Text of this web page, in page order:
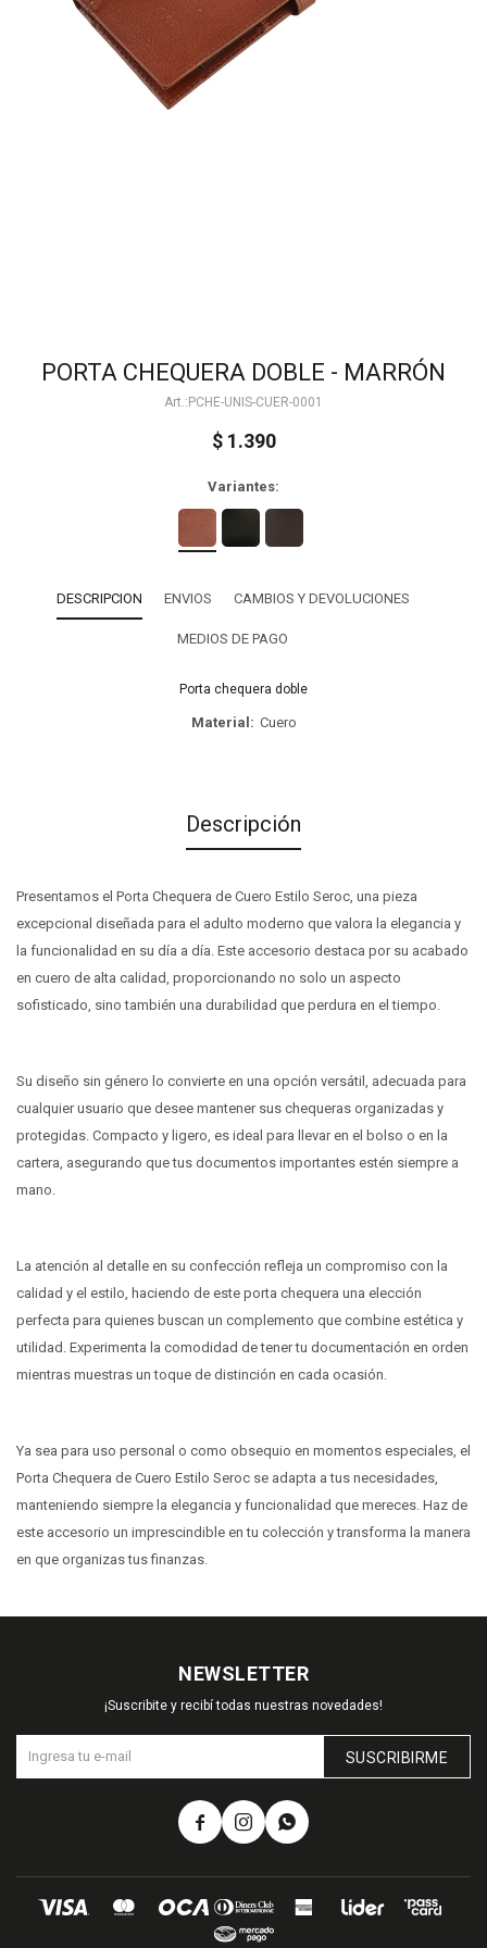
PORTA CHEQUERA DOBLE - MARRÓN
PCHE-UNIS-CUER-0001
$ 1.390
Variantes:
DESCRIPCION ENVIOS CAMBIOS Y DEVOLUCIONES
MEDIOS DE PAGO
Porta chequera doble
Material Cuero
Descripción
Presentamos el Porta Chequera de Cuero Estilo Seroc, una pieza
excepcional diseñada para el adulto moderno que valora la elegancia y
la funcionalidad en su día a día. Este accesorio destaca por su acabado
en cuero de alta calidad, proporcionando no solo un aspecto
sofisticado, sino también una durabilidad que perdura en el tiempo.
Su diseño sin género lo convierte en una opción versátil, adecuada para
cualquier usuario que desee mantener sus chequeras organizadas y
protegidas. Compacto y ligero, es ideal para llevar en el bolso o en la
cartera, asegurando que tus documentos importantes estén siempre a
mano.
La atención al detalle en su confección refleja un compromiso con la
calidad y el estilo, haciendo de este porta chequera una elección
perfecta para quienes buscan un complemento que combine estética y
utilidad. Experimenta la comodidad de tener tu documentación en orden
mientras muestras un toque de distinción en cada ocasión.
Ya sea para uso personal o como obsequio en momentos especiales, el
Porta Chequera de Cuero Estilo Seroc se adapta a tus necesidades,
manteniendo siempre la elegancia y funcionalidad que mereces. Haz de
este accesorio un imprescindible en tu colección y transforma la manera
en que organizas tus finanzas.
NEWSLETTER
¡Suscribite y recibí todas nuestras novedades!
SUSCRIBIRME
  